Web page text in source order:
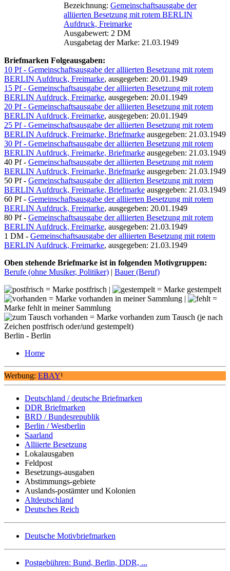
Bezeichnung: Gemeinschaftsausgabe der
alliierten Besetzung mit rotem BERLIN
Aufdruck, Freimarke
Ausgabewert: 2 DM
Ausgabetag der Marke: 21.03.1949
Briefmarken Folgeausgaben:
10 Pf - Gemeinschaftsausgabe der alliierten Besetzung mit rotem
BERLIN Aufdruck, Freimarke, ausgegeben: 20.01.1949
15 Pf - Gemeinschaftsausgabe der alliierten Besetzung mit rotem
BERLIN Aufdruck, Freimarke, ausgegeben: 20.01.1949
20 Pf - Gemeinschaftsausgabe der alliierten Besetzung mit rotem
BERLIN Aufdruck, Freimarke, ausgegeben: 20.01.1949
25 Pf - Gemeinschaftsausgabe der alliierten Besetzung mit rotem
BERLIN Aufdruck, Freimarke, Briefmarke ausgegeben: 21.03.1949
30 Pf - Gemeinschaftsausgabe der alliierten Besetzung mit rotem
BERLIN Aufdruck, Freimarke, Briefmarke ausgegeben: 21.03.1949
40 Pf - Gemeinschaftsausgabe der alliierten Besetzung mit rotem
BERLIN Aufdruck, Freimarke, Briefmarke ausgegeben: 21.03.1949
50 Pf - Gemeinschaftsausgabe der alliierten Besetzung mit rotem
BERLIN Aufdruck, Freimarke, Briefmarke ausgegeben: 21.03.1949
60 Pf - Gemeinschaftsausgabe der alliierten Besetzung mit rotem
BERLIN Aufdruck, Freimarke, ausgegeben: 20.01.1949
80 Pf - Gemeinschaftsausgabe der alliierten Besetzung mit rotem
BERLIN Aufdruck, Freimarke, ausgegeben: 21.03.1949
1 DM - Gemeinschaftsausgabe der alliierten Besetzung mit rotem
BERLIN Aufdruck, Freimarke, ausgegeben: 21.03.1949
Oben stehende Briefmarke ist in folgenden Motivgruppen:
Berufe (ohne Musiker, Politiker) | Bauer (Beruf)
= Marke postfrisch |
= Marke gestempelt
= Marke vorhanden in meiner Sammlung |
=
Marke fehlt in meiner Sammlung
= Marke vorhanden zum Tausch (je nach
Zeichen postfrisch oder/und gestempelt)
Berlin - Berlin
Home
Werbung: EBAY¹
Deutschland / deutsche Briefmarken
DDR Briefmarken
BRD / Bundesrepublik
Berlin / Westberlin
Saarland
Alliierte Besetzung
Lokalausgaben
Feldpost
Besetzungs-ausgaben
Abstimmungs-gebiete
Auslands-postämter und Kolonien
Altdeutschland
Deutsches Reich
Deutsche Motivbriefmarken
Postgebühren: Bund, Berlin, DDR, ...